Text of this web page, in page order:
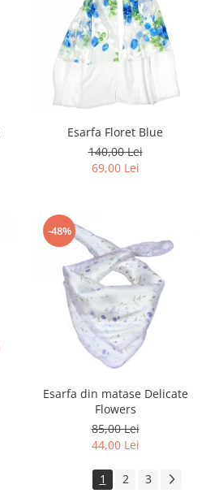
Esarfa Floret Blue
140,00 Lei
69,00 Lei
-48%
Esarfa din matase Delicate
Flowers
85,00 Lei
44,00 Lei
1 2 3